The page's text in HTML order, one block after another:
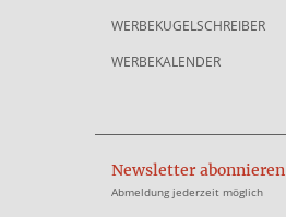
WERBEKUGELSCHREIBER
WERBEKALENDER
Newsletter abonnieren
Abmeldung jederzeit möglich